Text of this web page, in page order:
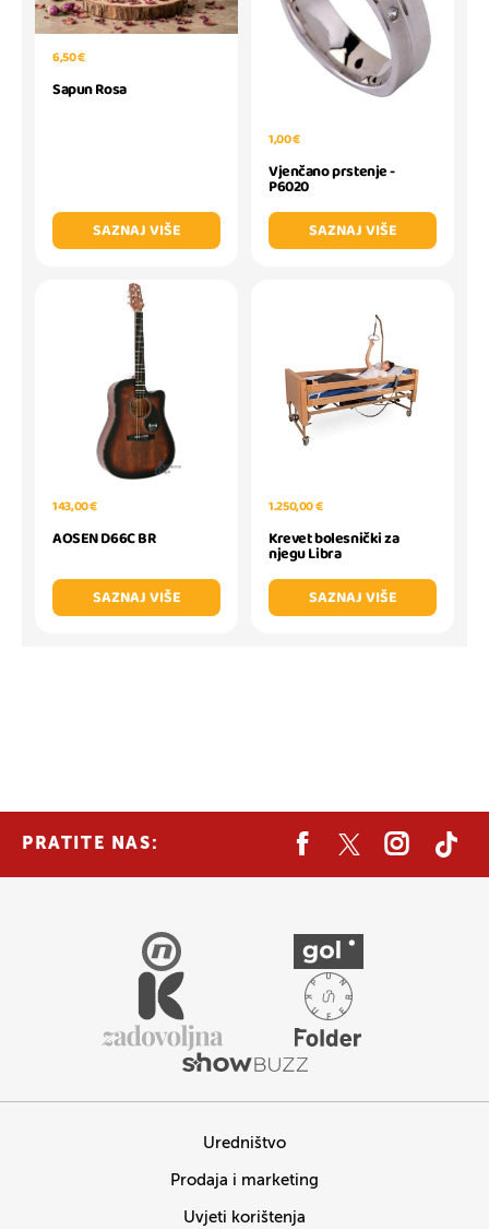
6,50 €
Sapun Rosa
SAZNAJ VIŠE
1,00 €
Vjenčano prstenje -
P6020
SAZNAJ VIŠE
143,00 €
AOSEN D66C BR
SAZNAJ VIŠE
1.250,00 €
Krevet bolesnički za
njegu Libra
SAZNAJ VIŠE
PRATITE NAS:
Uredništvo
Prodaja i marketing
Uvjeti korištenja